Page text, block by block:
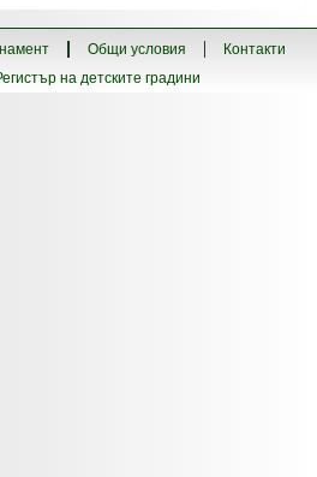
Общи условия
Контакти
на детските градини